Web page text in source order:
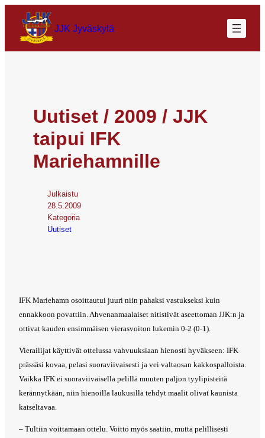
JJK Jyväskylä
Uutiset / 2009 / JJK
taipui IFK
Mariehamnille
Julkaistu
28.5.2009
Kategoria
Uutiset
IFK Mariehamn osoittautui juuri niin pahaksi vastukseksi kuin
ennakkoon povattiin. Ahvenanmaalaiset nitistivät aseettoman JJK:n ja
ottivat kauden ensimmäisen vierasvoiton lukemin 0-2 (0-1).
Vierailijat käyttivät ottelussa vahvuuksiaan hienosti hyväkseen: IFK
prässäsi kovaa, pelasi suoraviivaisesti ja vei valtaosan kakkospalloista.
Vaikka IFK ei suoraviivaisella pelillä muuten paljon tyylipisteitä
kerännytkään, niin hienoilla laukusilla tehdyt maalit olivat kaunista
katseltavaa.
– Tultiin voittamaan ottelu. Voitto myös saatiin, mutta pelillisesti